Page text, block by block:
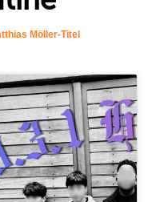
Möller-Titel